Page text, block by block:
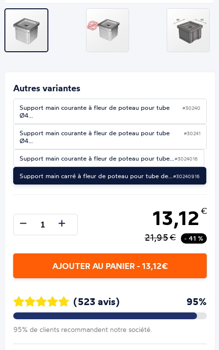
Autres variantes
Support main courante à fleur de poteau pour tube
Ø4…
#30240
Support main courante à fleur de poteau pour tube
Ø4…
#30241
Support main courante à fleur de poteau pour tube…#3024016
Support main carré à fleur de poteau pour tube de…#30240916
13,12 €
21,95€ - 41 %
AJOUTER AU PANIER - 13,12€
(523 avis) 95%
95% de clients recommandent notre société.